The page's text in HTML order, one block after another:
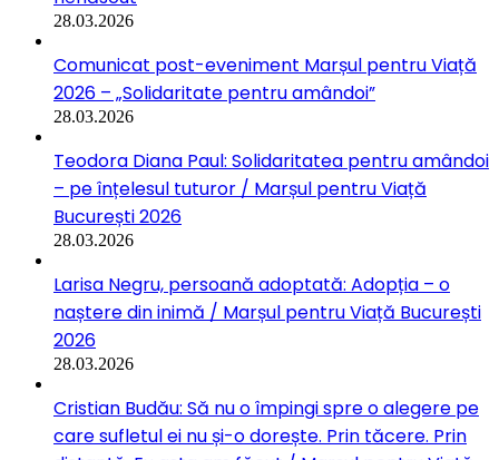
28.03.2026
Comunicat post-eveniment Marșul pentru Viață
2026 – „Solidaritate pentru amândoi”
28.03.2026
Teodora Diana Paul: Solidaritatea pentru amândoi
– pe înțelesul tuturor / Marșul pentru Viață
București 2026
28.03.2026
Larisa Negru, persoană adoptată: Adopția – o
naștere din inimă / Marșul pentru Viață București
2026
28.03.2026
Cristian Budău: Să nu o împingi spre o alegere pe
care sufletul ei nu și-o dorește. Prin tăcere. Prin